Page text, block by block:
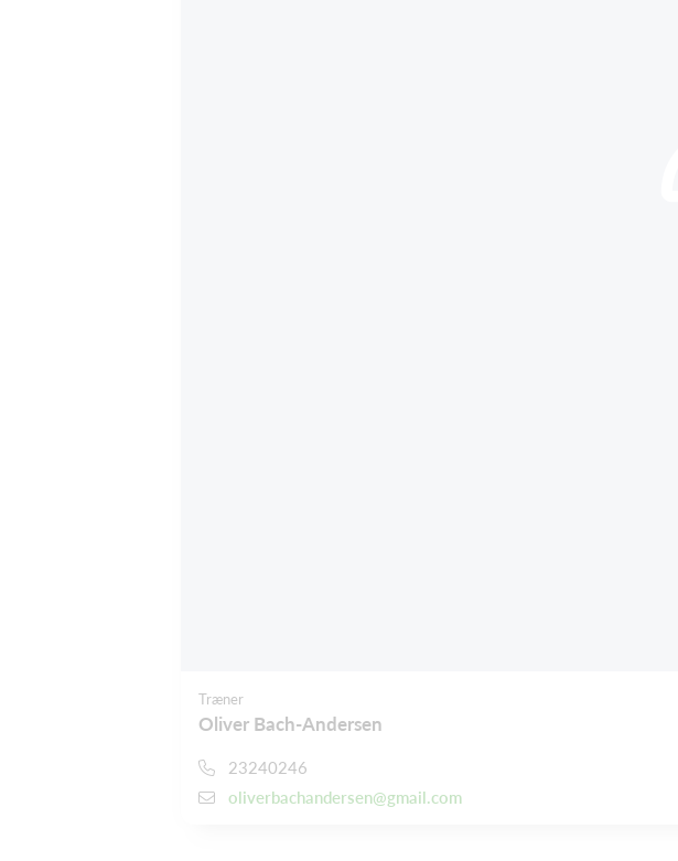
Træner
Oliver Bach-Andersen
23240246
oliverbachandersen@gmail.com